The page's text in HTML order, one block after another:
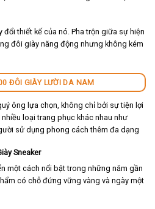
đổi thiết kế của nó. Pha trộn giữa sự hiện
đôi giày năng động nhưng không kém
ĐÔI GIÀY LƯỜI DA NAM
ông lựa chọn, không chỉ bởi sự tiện lợi
loại trang phục khác nhau như
sử dụng phong cách thêm đa dạng
Sneaker
một cách nổi bật trong những năm gần
có chỗ đứng vững vàng và ngày một